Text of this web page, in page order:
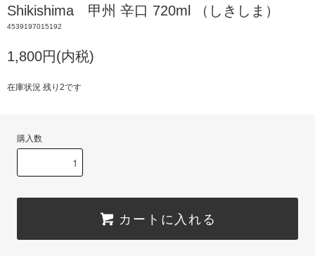
Shikishima 甲州 辛口 720ml （しきしま）
4539197015192
1,800円(内税)
在庫状況 残り2です
購入数
カートに入れる